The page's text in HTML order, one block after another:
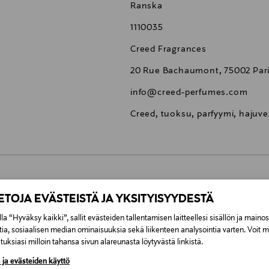
EVÄSTEISTÄ JA YKSITYISYYDESTÄ
“Hyväksy kaikki”, sallit evästeiden tallentamisen laitteellesi sisällön ja
sosiaalisen median ominaisuuksia sekä liikenteen analysointia varten. Voit
milloin tahansa sivun alareunasta löytyvästä linkistä.
ja evästeiden käyttö
Ranska
1110035
Creed Fragrances
20 Rue Bachaumont, 75002
info@creed-perfumes.com
Creed, tuoksu, parfyymi,
0,00 €
0,00 € – 4,90 €
tilaukseesi. Voit palauttaa tilaamasi tuotteen 30 vuorokauden
palauttaa avaamattomissa alkuperäispakkauksissaan ja
NÄISTÄ